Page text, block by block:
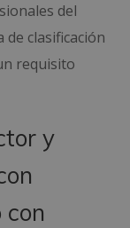
del
clasificación
requisito
y